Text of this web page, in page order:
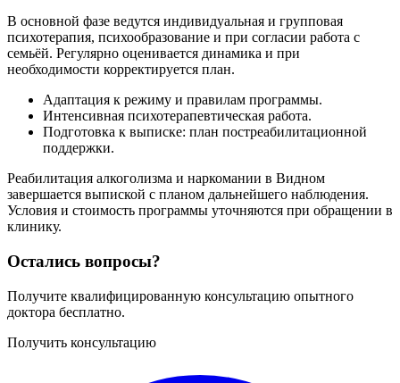
В основной фазе ведутся индивидуальная и групповая
психотерапия, психообразование и при согласии работа с
семьёй. Регулярно оценивается динамика и при
необходимости корректируется план.
Адаптация к режиму и правилам программы.
Интенсивная психотерапевтическая работа.
Подготовка к выписке: план постреабилитационной
поддержки.
Реабилитация алкоголизма и наркомании в Видном
завершается выпиской с планом дальнейшего наблюдения.
Условия и стоимость программы уточняются при обращении в
клинику.
Остались вопросы?
Получите квалифицированную консультацию опытного
доктора бесплатно.
Получить консультацию